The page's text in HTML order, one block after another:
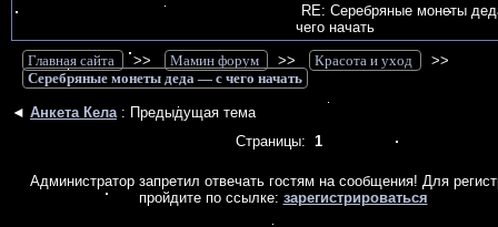
RE: Серебряные монеты
чего начать
Главная сайта
>> Мамин форум >> Красота и уход
>>
Серебряные монеты деда — с чего начать
◄ Анкета Кела : Предыдущая тема
Страницы: 1
Администратор запретил отвечать гостям на сообщения! Для
пройдите по ссылке: зарегистрироваться